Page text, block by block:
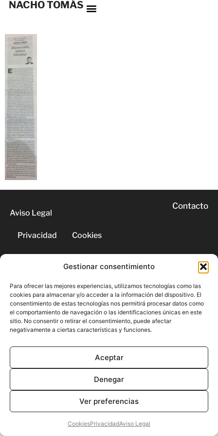
Gestionar consentimiento
Para ofrecer las mejores experiencias, utilizamos tecnologías como las
cookies para almacenar y/o acceder a la información del dispositivo. El
consentimiento de estas tecnologías nos permitirá procesar datos como
el comportamiento de navegación o las identificaciones únicas en este
sitio. No consentir o retirar el consentimiento, puede afectar
negativamente a ciertas características y funciones.
Aceptar
Denegar
Ver preferencias
CookiesPrivacidadAviso Legal
NACHO TOMÁS
Aviso Legal
Privacidad Cookies
Contacto
© 2026 | Todos los derechos